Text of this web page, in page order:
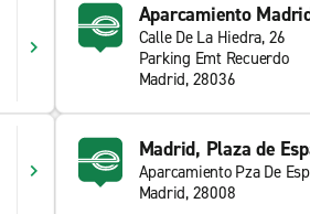
Aparcamiento
Calle De La Hiedra, 26
Parking Emt Recuerdo
Madrid, 28036
Madrid, Plaza de
Aparcamiento Pza De
Madrid, 28008